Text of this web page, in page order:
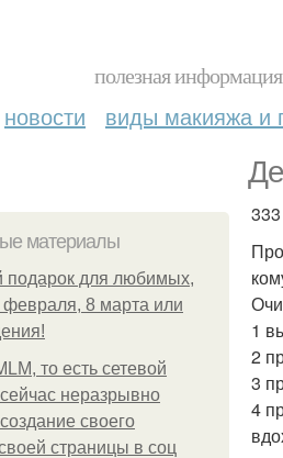
полезная
новости виды макияжа и
материалы
подарок для любимых,
февраля, 8 марта или
то есть сетевой
неразрывно
своего
страницы в соц
1
2
3
4